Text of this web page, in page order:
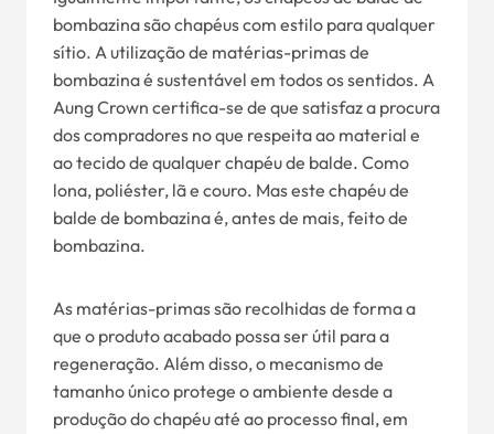
bombazina são chapéus com estilo para qualquer
sítio. A utilização de matérias-primas de
bombazina é sustentável em todos os sentidos. A
Aung Crown certifica-se de que satisfaz a procura
dos compradores no que respeita ao material e
ao tecido de qualquer chapéu de balde. Como
lona, poliéster, lã e couro. Mas este chapéu de
balde de bombazina é, antes de mais, feito de
bombazina.
As matérias-primas são recolhidas de forma a
que o produto acabado possa ser útil para a
regeneração. Além disso, o mecanismo de
tamanho único protege o ambiente desde a
produção do chapéu até ao processo final, em